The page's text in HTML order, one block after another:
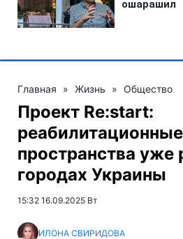
Главная » Жизнь » Общество
Проект Re:start:
пространства уже
городах Украины
15:32 16.09.2025 Вт
ИЛОНА СВИРИДОВА